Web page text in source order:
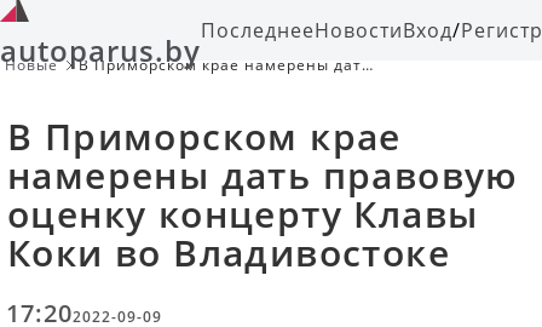
autoparus.byПоследнееНовостиВход/
Новые
В Приморском крае намерены дать
В Приморском крае
намерены дать правовую
оценку концерту Клавы
Коки во Владивостоке
17:202022-09-09